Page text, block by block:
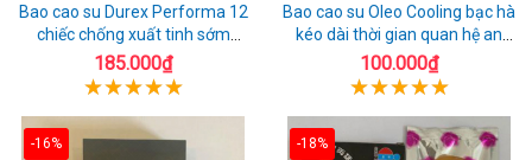
Bao cao su Durex Performa 12
chiếc chống xuất tinh sớm
chuẩn Thái Lan
185.000₫
Bao cao su Oleo Cooling bạc hà
kéo dài thời gian quan hệ an
toàn
100.000₫
-16% -18%